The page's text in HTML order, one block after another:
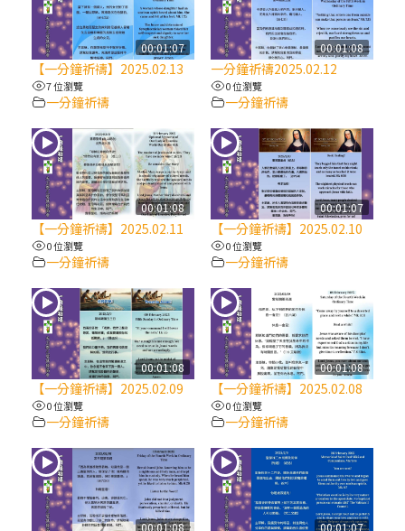
(2)黃敏正主教帶你做「四旬期避靜」—【逾
越的智慧】：七項齋戒的意義與益處
【信仰之旅】第九集：「如果你的痛苦比快
樂多」—歐義明神父 / 應芝莉老師
(1)黃敏正主教帶你做「四旬期避靜」—【逾
越的智慧】：聖方濟的靈修，「不占為己
有」
【信仰之旅】第八集：「耶穌為什麼降生到
人世」—高樂祈修女
2025/10/10【萬物讚頌頌歌 – 太陽與生態音
樂會】紀念聖方濟與已逝教宗方濟各（中）
2025/10/10【萬物讚頌頌歌 – 太陽與生態音
樂會】紀念聖方濟與已逝教宗方濟各（下）
2025/10/10【萬物讚頌頌歌 – 太陽與生態音
樂會】紀念聖方濟與已逝教宗方濟各（上）
(9完結)黃敏正主教帶你做【將臨期避靜】—
00:01:07
【一分鐘祈禱】2025.02.13
7 位瀏覽
一分鐘祈禱
00:01:08
一分鐘祈禱2025.02.12
0 位瀏覽
一分鐘祈禱
00:01:08
【一分鐘祈禱】2025.02.11
0 位瀏覽
一分鐘祈禱
00:01:07
【一分鐘祈禱】2025.02.10
0 位瀏覽
一分鐘祈禱
00:01:08
【一分鐘祈禱】2025.02.09
0 位瀏覽
一分鐘祈禱
00:01:08
【一分鐘祈禱】2025.02.08
0 位瀏覽
一分鐘祈禱
00:01:08 00:01:07